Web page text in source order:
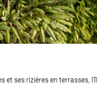
ses rizières en terrasses,